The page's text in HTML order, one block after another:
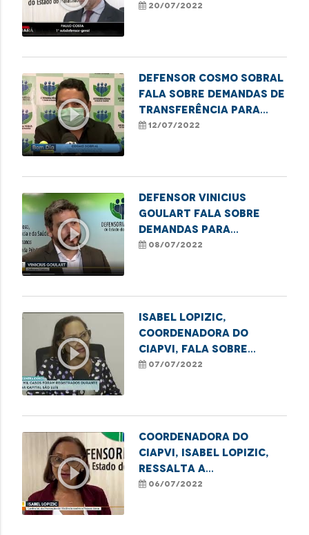
Regulação de Vagas
20/07/2022
play_circle_outline
Defensor Cosmo Sobral
fala sobre demandas de
transferência para
leitos de UTI
12/07/2022
play_circle_outline
Defensor Vinicius
Goulart fala sobre
demandas para
transferência para
08/07/2022
play_circle_outline
Isabel Lopizic,
coordenadora do
Ciapvi, fala sobre
casos de violência
07/07/2022
play_circle_outline
Coordenadora do
Ciapvi, Isabel Lopizic,
ressalta a
subnotificação dos
06/07/2022